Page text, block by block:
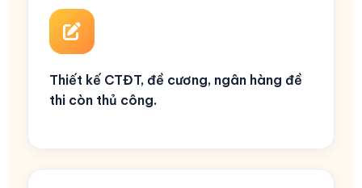
Thiết kế CTĐT, đề cương, ngân hàng đề
thi còn thủ công.